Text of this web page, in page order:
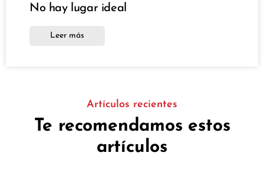
No hay lugar ideal
Leer más
Artículos recientes
Te recomendamos estos
artículos